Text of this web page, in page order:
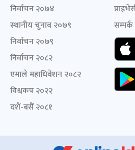
निर्वाचन २०७४
स्थानीय चुनाव २०७९
निर्वाचन २०७९
निर्वाचन २०८२
एमाले महाधिवेशन २०८२
विश्वकप २०२२
दशैं-बसैं २०८१
सम्पर्क